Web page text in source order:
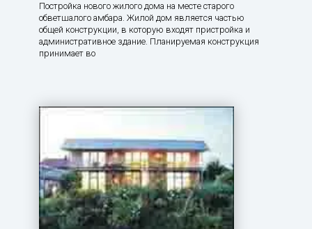
Постройка нового жилого дома на месте старого
обветшалого амбара. Жилой дом является частью
общей конструкции, в которую входят пристройка и
административное здание. Планируемая конструкция
принимает во